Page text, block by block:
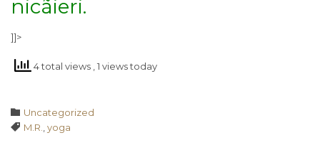
nicãieri.
]]>
4 total views , 1 views today
 Category
Uncategorized
 Tags
M.R.,yoga